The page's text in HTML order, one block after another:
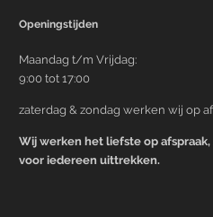
Openingstijden
Maandag t/m Vrijdag:
9:00 tot 17:00
zaterdag & zondag werken wij op
Wij werken het liefste op
voor iedereen uittrekken.